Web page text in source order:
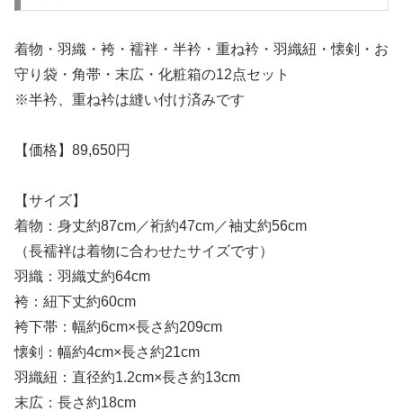
着物・羽織・袴・襦袢・半衿・重ね衿・羽織紐・懐剣・お
守り袋・角帯・末広・化粧箱の12点セット
※半衿、重ね衿は縫い付け済みです
【価格】89,650円
【サイズ】
着物：身丈約87cm／裄約47cm／袖丈約56cm
（長襦袢は着物に合わせたサイズです）
羽織：羽織丈約64cm
袴：紐下丈約60cm
袴下帯：幅約6cm×長さ約209cm
懐剣：幅約4cm×長さ約21cm
羽織紐：直径約1.2cm×長さ約13cm
末広：長さ約18cm